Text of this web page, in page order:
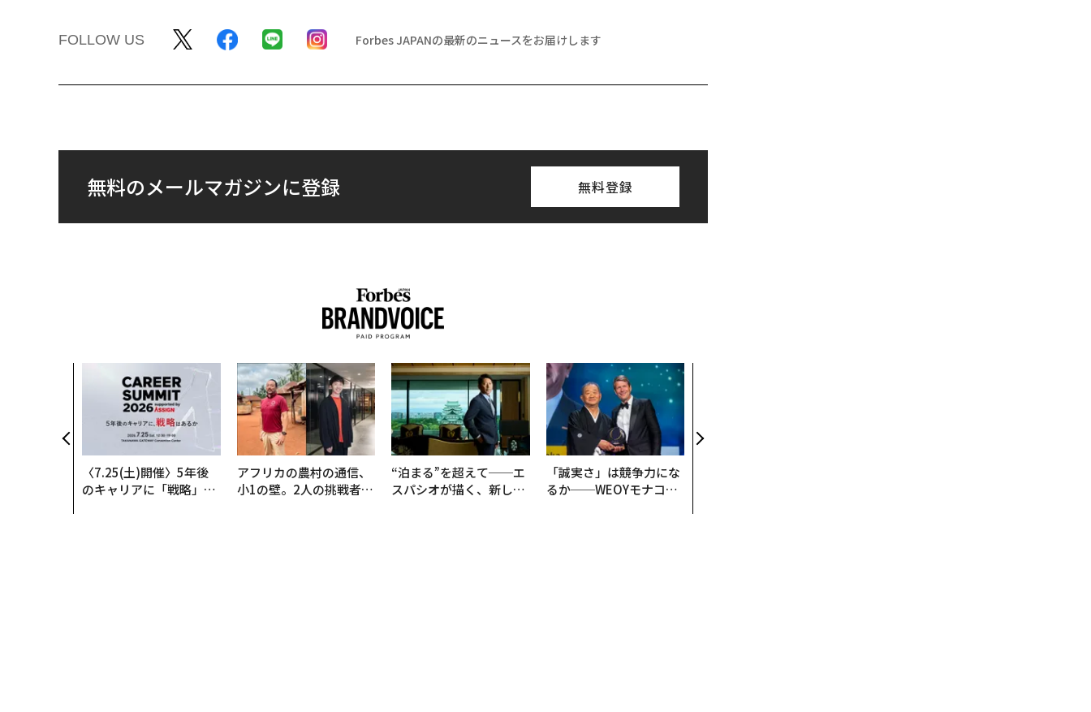
FOLLOW US Forbes JAPANの最新のニュースをお届けします
無料のメールマガジンに登録 無料登録
〈7.25(土)開催〉5年後
のキャリアに「戦略」は
アフリカの農村の通信、
小1の壁。2人の挑戦者が
“泊まる”を超えて──エ
スパシオが描く、新しい
「誠実さ」は競争力にな
るか──WEOYモナコで